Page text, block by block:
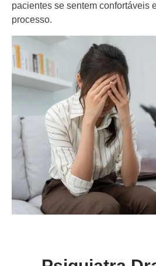
pacientes se sentem confortáveis
processo.